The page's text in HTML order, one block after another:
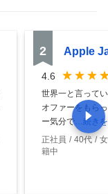
2 Apple
4.6
世界一と言って
オファーをもら
ー気分で …続き
正社員
40代
籍中